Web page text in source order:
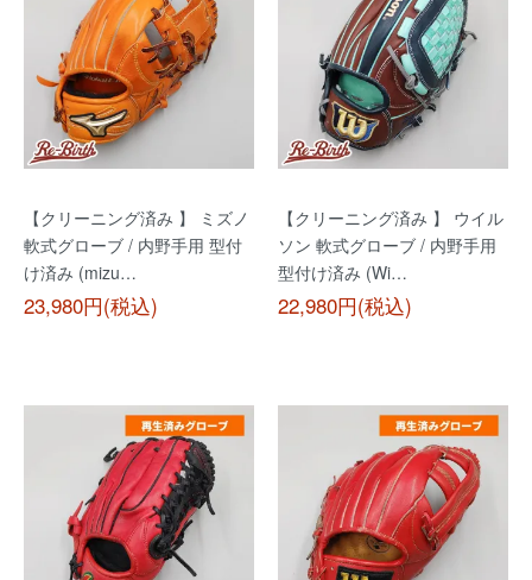
【クリーニング済み 】 ミズノ
軟式グローブ / 内野手用 型付
け済み (mizu…
23,980円(税込)
【クリーニング済み 】 ウイル
ソン 軟式グローブ / 内野手用
型付け済み (Wi…
22,980円(税込)